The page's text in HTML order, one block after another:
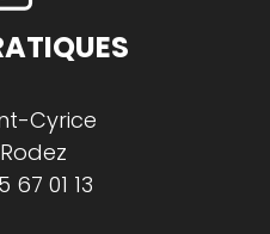
Cyrice
67 01 13